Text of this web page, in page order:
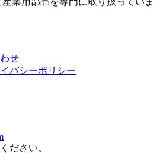
せ
バシーポリシー
ださい。